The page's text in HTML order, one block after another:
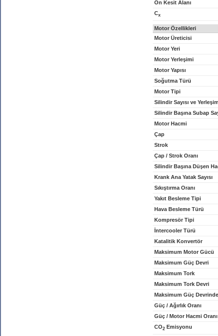
Ön Kesit Alanı
Cx
Motor Özellikleri
Motor Üreticisi
Motor Yeri
Motor Yerleşimi
Motor Yapısı
Soğutma Türü
Motor Tipi
Silindir Sayısı ve
Silindir Başına Subap
Motor Hacmi
Çap
Strok
Çap / Strok Oranı
Silindir Başına Düşen
Krank Ana Yatak Sayısı
Sıkıştırma Oranı
Yakıt Besleme Tipi
Hava Besleme Türü
Kompresör Tipi
İntercooler Türü
Katalitik Konvertör
Maksimum Motor Gücü
Maksimum Güç Devri
Maksimum Tork
Maksimum Tork Devri
Maksimum Güç
Güç / Ağırlık Oranı
Güç / Motor Hacmi Oranı
CO2 Emisyonu